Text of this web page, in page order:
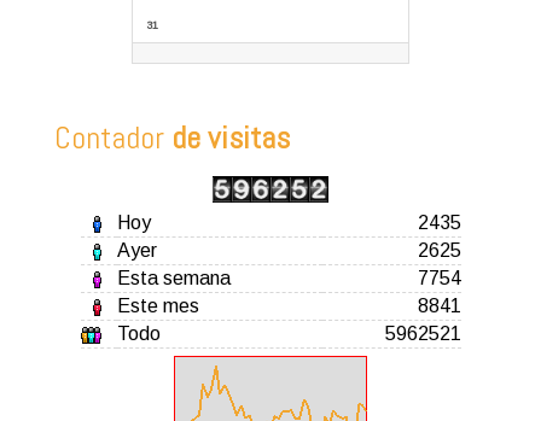
31
Contador de visitas
Hoy
2435
Ayer
2625
Esta semana
7754
Este mes
8841
Todo
5962521